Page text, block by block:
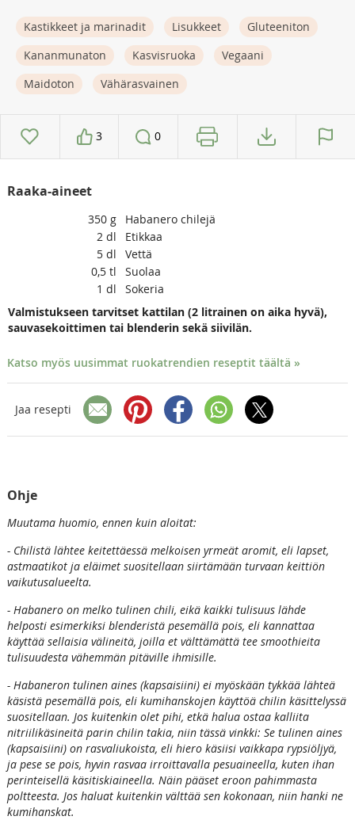
Kastikkeet ja marinadit Lisukkeet
Gluteeniton
Kananmunaton
Kasvisruoka
Vegaani
Maidoton
Vähärasvainen
3 0
Raaka-aineet
350 g
Habanero chilejä
2 dl
Etikkaa
5 dl
Vettä
0,5 tl
Suolaa
1 dl
Sokeria
Valmistukseen tarvitset kattilan (2 litrainen on aika hyvä),
sauvasekoittimen tai blenderin sekä siivilän.
Katso myös uusimmat ruokatrendien reseptit täältä »
Jaa resepti
Ohje
Muutama huomio, ennen kuin aloitat:
- Chilistä lähtee keitettäessä melkoisen yrmeät aromit, eli lapset,
astmaatikot ja eläimet suositellaan siirtämään turvaan keittiön
vaikutusalueelta.
- Habanero on melko tulinen chili, eikä kaikki tulisuus lähde
helposti esimerkiksi blenderistä pesemällä pois, eli kannattaa
käyttää sellaisia välineitä, joilla et välttämättä tee smoothieita
tulisuudesta vähemmän pitäville ihmisille.
- Habaneron tulinen aines (kapsaisiini) ei myöskään tykkää lähteä
käsistä pesemällä pois, eli kumihanskojen käyttöä chilin käsittelyssä
suositellaan. Jos kuitenkin olet pihi, etkä halua ostaa kalliita
nitriilikäsineitä parin chilin takia, niin tässä vinkki: Se tulinen aines
(kapsaisiini) on rasvaliukoista, eli hiero käsiisi vaikkapa rypsiöljyä,
ja pese se pois, hyvin rasvaa irroittavalla pesuaineella, kuten ihan
perinteisellä käsitiskiaineella. Näin pääset eroon pahimmasta
poltteesta. Jos haluat kuitenkin välttää sen kokonaan, niin hanki ne
kumihanskat.